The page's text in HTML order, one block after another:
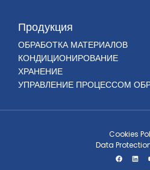
Продукция
ОБРАБОТКА МАТЕРИАЛОВ
КОНДИЦИОНИРОВАНИЕ
ХРАНЕНИЕ
УПРАВЛЕНИЕ ПРОЦЕССОМ
Cookies
Data